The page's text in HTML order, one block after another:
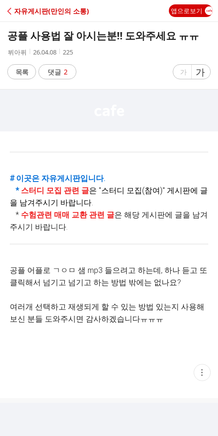
C
A
자유게시판(만인의 소통) 앱으로보기
공플 사용법 잘 아시는분!! 도와주세요 ㅠㅠ
작
자
뷔아퓌
작
시
간
26.04.08
조
수
225
목록 댓글 2
글
가
글
자
가
# 이곳은 자유게시판입니다.
* 스터디 모집 관련 글은 "스터디 모집(참여)" 게시판에 글
을 남겨주시기 바랍니다.
* 수험관련 매매 교환 관련 글은 해당 게시판에 글을 남겨
주시기 바랍니다.
공플 어플로 ㄱㅇㅁ 샘 mp3 들으려고 하는데, 하나 듣고 또
클릭해서 넘기고 넘기고 하는 방법 밖에는 없나요?
여러개 선택하고 재생되게 할 수 있는 방법 있는지 사용해
보신 분들 도와주시면 감사하겠습니다ㅠㅠㅠ
현
재